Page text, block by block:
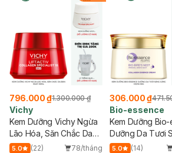
796.000 ₫1.300.000 ₫
Vichy
Kem Dưỡng Vichy Ngừa
Lão Hóa, Săn Chắc Da
Ban Ngày 50ml
5.0 (22)
78/tháng
306.000 ₫
Bio-essence
Kem Dưỡng
Dưỡng Da Tươi
Căng Mọng 50g
5.0 (14)